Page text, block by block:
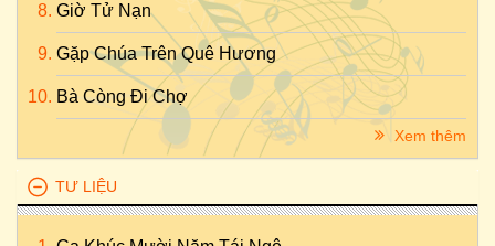
Giờ Tử Nạn
Gặp Chúa Trên Quê Hương
Bà Còng Đi Chợ
Xem thêm
TƯ LIỆU